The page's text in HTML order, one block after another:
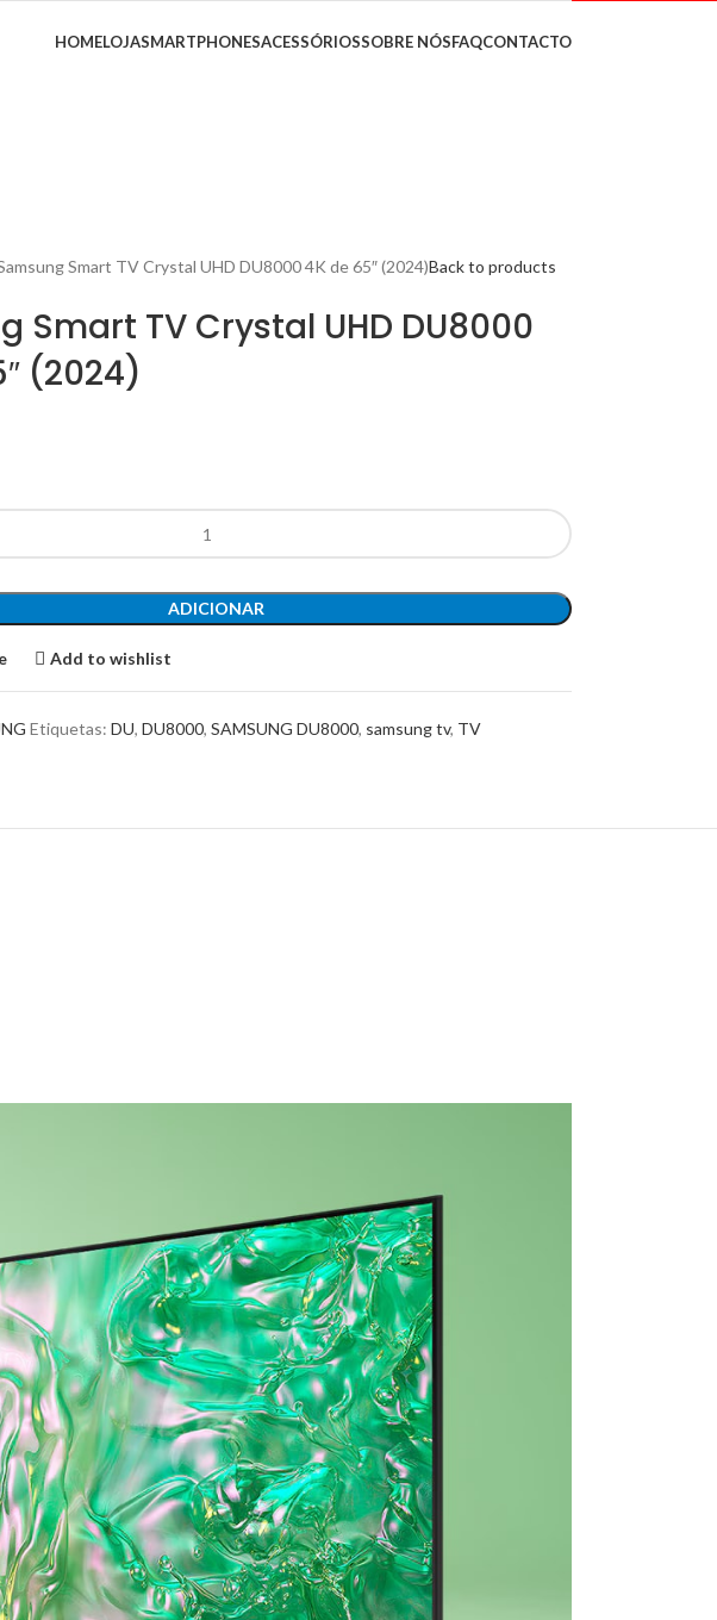
HOMELOJASMARTPHONESACESSÓRIOSSOBRE NÓSFAQCONTACTO
Smart TV Crystal UHD DU8000 4K de 65″ (2024)Back to products
Smart TV Crystal UHD DU8000
(2024)
ADICIONAR
Add to wishlist
Etiquetas: DU, DU8000, SAMSUNG DU8000, samsung tv, TV